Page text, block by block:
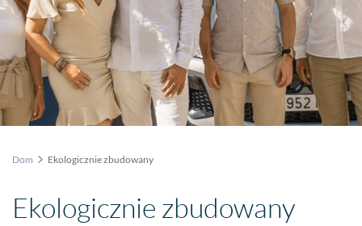
Dom Ekologicznie zbudowany
Ekologicznie zbudowany